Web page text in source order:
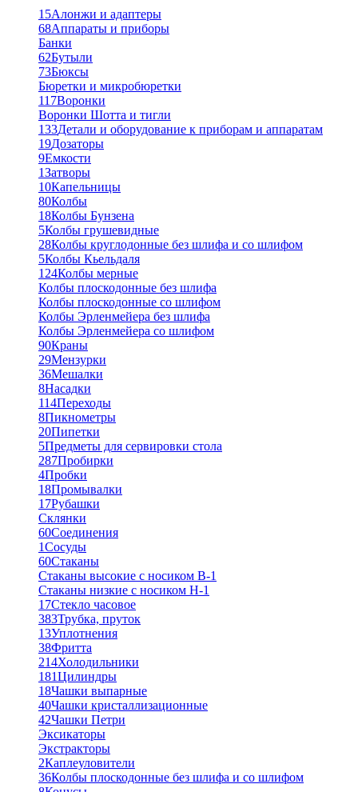
15Алонжи и адаптеры
68Аппараты и приборы
Банки
62Бутыли
73Бюксы
Бюретки и микробюретки
117Воронки
Воронки Шотта и тигли
133Детали и оборудование к приборам и аппаратам
19Дозаторы
9Емкости
1Затворы
10Капельницы
80Колбы
18Колбы Бунзена
5Колбы грушевидные
28Колбы круглодонные без шлифа и со шлифом
5Колбы Кьельдаля
124Колбы мерные
Колбы плоскодонные без шлифа
Колбы плоскодонные со шлифом
Колбы Эрленмейера без шлифа
Колбы Эрленмейера со шлифом
90Краны
29Мензурки
36Мешалки
8Насадки
114Переходы
8Пикнометры
20Пипетки
5Предметы для сервировки стола
287Пробирки
4Пробки
18Промывалки
17Рубашки
Склянки
60Соединения
1Сосуды
60Стаканы
Стаканы высокие с носиком В-1
Стаканы низкие с носиком Н-1
17Стекло часовое
383Трубка, пруток
13Уплотнения
38Фритта
214Холодильники
181Цилиндры
18Чашки выпарные
40Чашки кристаллизационные
42Чашки Петри
Эксикаторы
Экстракторы
2Каплеуловители
36Колбы плоскодонные без шлифа и со шлифом